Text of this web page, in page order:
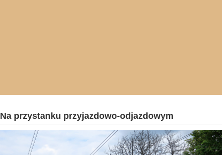
Na przystanku przyjazdowo-odjazdowym